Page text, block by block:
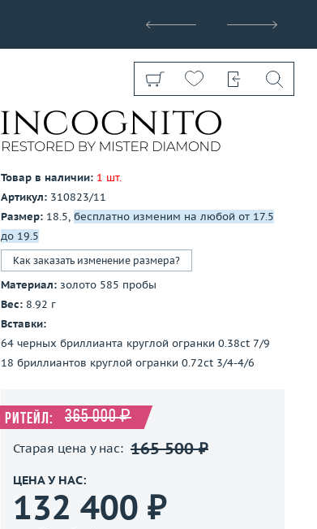
Показать все
Товар в наличии: 1 шт.
Артикул: 310823/11
Размер: 18.5, бесплатно изменим на любой от 17.5
до 19.5
Как заказать изменение размера?
Материал: золото 585 пробы
Вес: 8.92 г
Вставки:
64 черных бриллианта круглой огранки 0.38ct 7/9
18 бриллиантов круглой огранки 0.72ct 3/4-4/6
Ритейл: 365 000 ₽
Старая цена у нас: 165 500 ₽
ЦЕНА У НАС:
132 400 ₽